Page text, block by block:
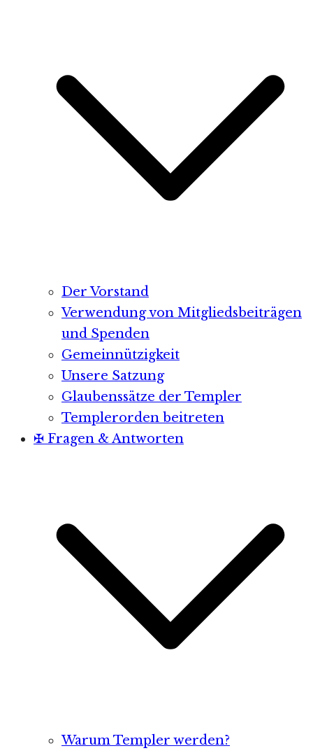
Der Vorstand
Verwendung von Mitgliedsbeiträgen
und Spenden
Gemeinnützigkeit
Unsere Satzung
Glaubenssätze der Templer
Templerorden beitreten
✠ Fragen & Antworten
Warum Templer werden?